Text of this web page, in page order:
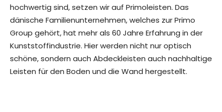
hochwertig sind, setzen wir auf Primoleisten. Das
dänische Familienunternehmen, welches zur Primo
Group gehört, hat mehr als 60 Jahre Erfahrung in der
Kunststoffindustrie. Hier werden nicht nur optisch
schöne, sondern auch Abdeckleisten auch nachhaltige
Leisten für den Boden und die Wand hergestellt.